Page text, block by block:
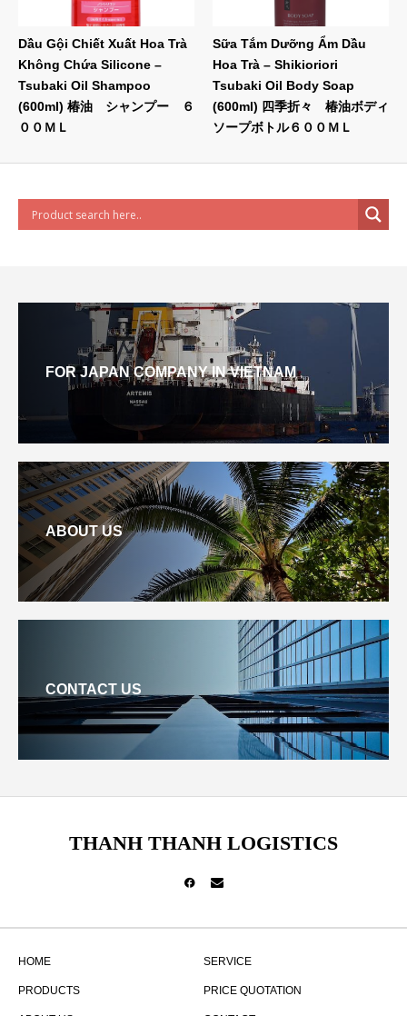
Dầu Gội Chiết Xuất Hoa Trà
Không Chứa Silicone –
Tsubaki Oil Shampoo
(600ml) 椿油 シャンプー ６
００ＭＬ
Sữa Tắm Dưỡng Ẩm Dầu
Hoa Trà – Shikioriori
Tsubaki Oil Body Soap
(600ml) 四季折々 椿油ボディ
ソープボトル６００ＭＬ
FOR JAPAN COMPANY IN VIETNAM
ABOUT US
CONTACT US
THANH THANH LOGISTICS
HOME SERVICE
PRODUCTS PRICE QUOTATION